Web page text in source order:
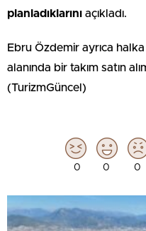
planladıklarını açıkladı.
Ebru Özdemir ayrıca
alanında bir takım satın
(TurizmGüncel)
0 0 0